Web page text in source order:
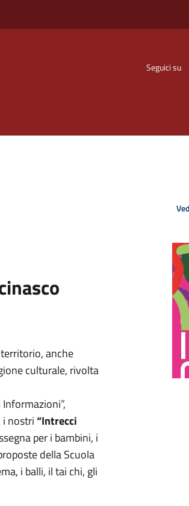
Seguici su
anche
culturale, rivolta
nostri“Intrecci
per i bambini, i
della Scuola
i balli, il tai chi, gli